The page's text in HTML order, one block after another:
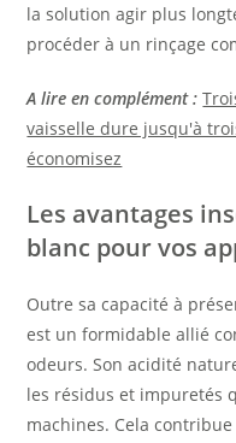
la solution agir plus
procéder à un rinçage
A lire en complément :
vaisselle dure jusqu'à
économisez
Les avantages
blanc pour vos
Outre sa capacité à
est un formidable allié
odeurs. Son acidité
les résidus et impuretés
machines. Cela